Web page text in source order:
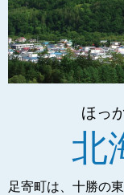
ほっ
北
足寄町は、十勝の